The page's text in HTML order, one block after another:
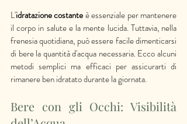
L'idratazione costante è essenziale per mantenere
il corpo in salute e la mente lucida. Tuttavia, nella
frenesia quotidiana, può essere facile dimenticarsi
di bere la quantità d'acqua necessaria. Ecco alcuni
metodi semplici ma efficaci per assicurarti di
rimanere ben idratato durante la giornata.
Bere con gli Occhi: Visibilità